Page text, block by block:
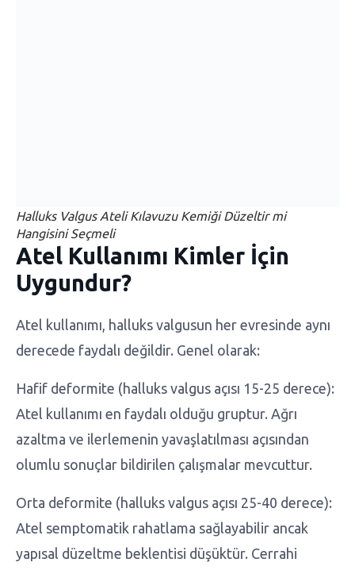
Halluks Valgus Ateli Kılavuzu Kemiği Düzeltir mi
Hangisini Seçmeli
Atel Kullanımı Kimler İçin
Uygundur?
Atel kullanımı, halluks valgusun her evresinde aynı
derecede faydalı değildir. Genel olarak:
Hafif deformite (halluks valgus açısı 15-25 derece):
Atel kullanımı en faydalı olduğu gruptur. Ağrı
azaltma ve ilerlemenin yavaşlatılması açısından
olumlu sonuçlar bildirilen çalışmalar mevcuttur.
Orta deformite (halluks valgus açısı 25-40 derece):
Atel semptomatik rahatlama sağlayabilir ancak
yapısal düzeltme beklentisi düşüktür. Cerrahi